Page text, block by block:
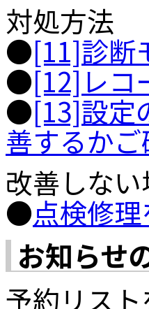
対処方法
●[11]診断
●[12]レコ
●[13]設定
善するか
改善しな
●点検修
お知らせ
予約リス